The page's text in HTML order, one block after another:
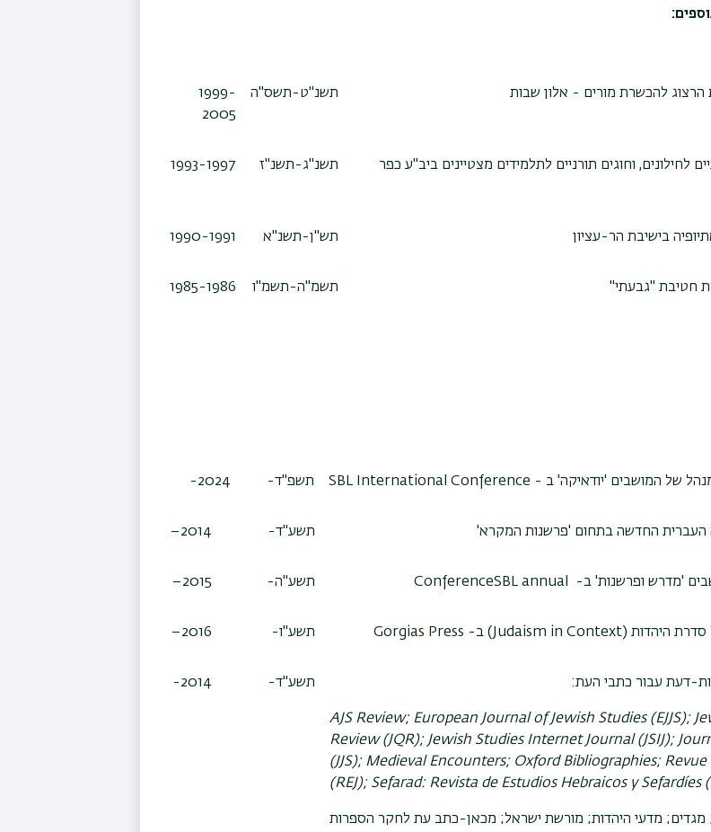
להכשרת מורים - אלון שבות תשנ"ט-תשס"ה
1999-
2005
לחילונים, וחוגים תורניים לתלמידים מצטיינים ביב"ע כפר
תשנ"ג-תשנ"ז 1993-1997
בישיבת הר-עציון תש"ן-תשנ"א 1990-1991
חטיבת "גבעתי" תשמ"ה-תשמ"ו 1985-1986
של המושבים 'יודאיקה' ב - SBL International Conference תשפ"ד- 2024-
העברית החדשה בתחום 'פרשנות המקרא' תשע"ד- 2014–
'מדרש ופרשנות' ב- SBL annual
Conference תשע"ה- 2015–
היהדות (Judaism in Context) ב- Gorgias Press תשע"ו- 2016–
דעת עבור כתבי העת:
AJS Review; European Journal of Jewish Studies (EJJS);
Review (JQR); Jewish Studies Internet Journal (JSIJ);
(JJS); Medieval Encounters; Oxford Bibliographies; Revue
(REJ); Sefarad: Revista de Estudios Hebraicos y Sefardíes
מדעי היהדות; מורשת ישראל; מכאן-כתב עת לחקר הספרות
תשע"ד- 2014-